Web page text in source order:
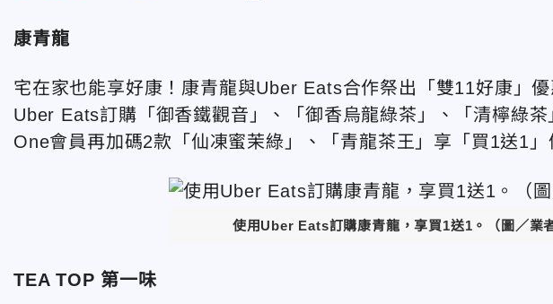
康青龍
宅在家也能享好康！康青龍與Uber Eats合作祭出「雙11好康」
Uber Eats訂購「御香鐵觀音」、「御香烏龍綠茶」、「清檸綠
One會員再加碼2款「仙凍蜜茉綠」、「青龍茶王」享「買1送1」
使用Uber Eats訂購康青龍，享買1送1。（圖／業
TEA TOP 第一味